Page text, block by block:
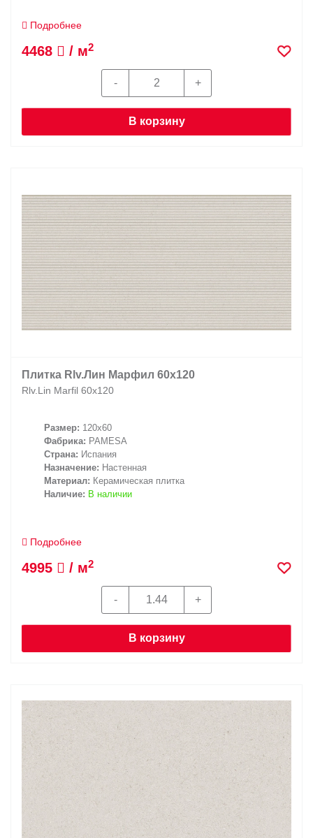
Подробнее
4468 / м2
В корзину
Плитка Rlv.Лин Марфил 60x120
Rlv.Lin Marfil 60x120
Размер: 120x60
Фабрика: PAMESA
Страна: Испания
Назначение: Настенная
Материал: Керамическая плитка
Наличие: В наличии
Подробнее
4995 / м2
В корзину